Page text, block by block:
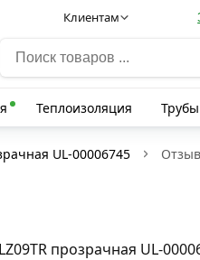
Клиентам
Теплоизоляция
UL-00006745
прозрачная UL-